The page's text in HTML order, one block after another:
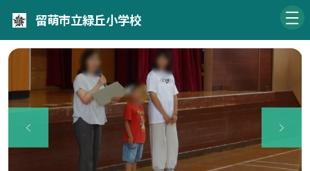
留萌市立緑丘小学校